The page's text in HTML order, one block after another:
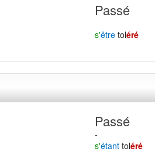
Passé
s'être toléré
Passé
-
s'étant toléré